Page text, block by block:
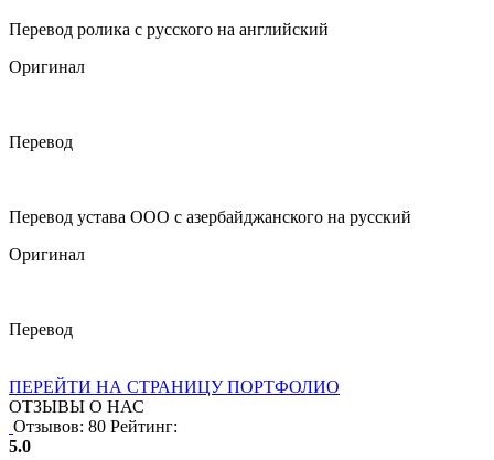
Перевод ролика с русского на английский
Оригинал
Перевод
Перевод устава ООО с азербайджанского на русский
Оригинал
Перевод
ПЕРЕЙТИ НА СТРАНИЦУ ПОРТФОЛИО
ОТЗЫВЫ О НАС
Отзывов: 80 Рейтинг:
5.0